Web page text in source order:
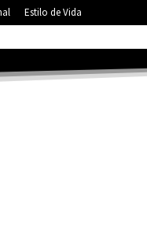
Estilo de Vida